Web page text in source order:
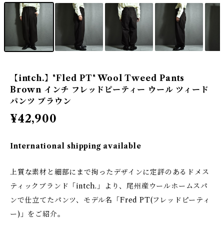
【intch.】"Fled PT" Wool Tweed Pants
Brown インチ フレッドピーティー ウール ツィード
パンツ ブラウン
¥42,900
International shipping available
上質な素材と細部にまで拘ったデザインに定評のあるドメス
ティックブランド「intch.」より、尾州産ウールホームスパ
ンで仕立てたパンツ、モデル名「Fred PT(フレッドピーティ
ー)」をご紹介。